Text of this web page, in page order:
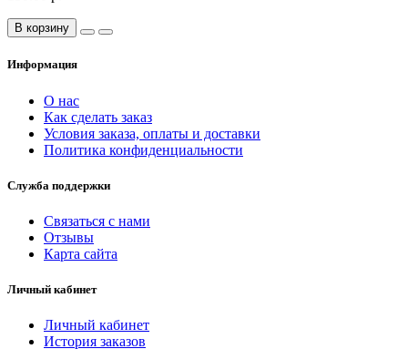
В корзину
Информация
О нас
Как сделать заказ
Условия заказа, оплаты и доставки
Политика конфиденциальности
Служба поддержки
Связаться с нами
Отзывы
Карта сайта
Личный кабинет
Личный кабинет
История заказов